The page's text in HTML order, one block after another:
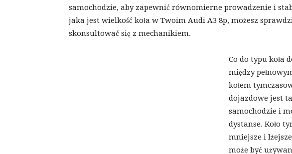
samochodzie, aby zapewnić równomierne prowadzenie i
jaka jest wielkość koła w Twoim Audi A3 8p, możesz
skonsultować się z mechanikiem.
Co do typu koła
między
kołem
dojazdowe jest
samochodzie i
dystanse. Koło
mniejsze i
może być